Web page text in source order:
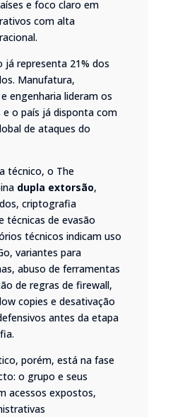
e foco claro em
com alta
já representa 21% dos
Manufatura,
engenharia lideram os
o país já disponta com
de ataques do
técnico, o The
dupla extorsão,
criptografia
técnicas de evasão
técnicos indicam uso
variantes para
abuso de ferramentas
de regras de firewall,
copies e desativação
antes da etapa
porém, está na fase
o grupo e seus
acessos expostos,